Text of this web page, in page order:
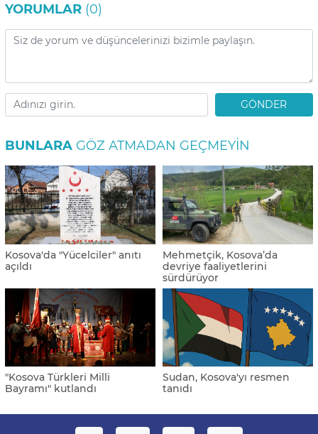
YORUMLAR (0)
GÖNDER
BUNLARA GÖZ ATMADAN GEÇMEYIN
Kosova'da "Yücelciler" anıtı
açıldı
Mehmetçik, Kosova’da
devriye faaliyetlerini
sürdürüyor
"Kosova Türkleri Milli
Bayramı" kutlandı
Sudan, Kosova'yı resmen
tanıdı